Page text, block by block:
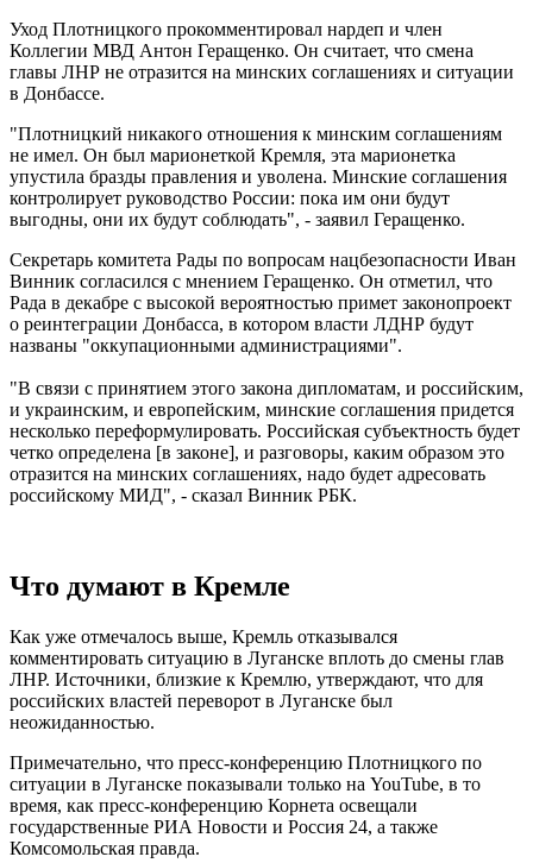
Уход Плотницкого прокомментировал нардеп и член
Коллегии МВД Антон Геращенко. Он считает, что смена
главы ЛНР не отразится на минских соглашениях и ситуации
в Донбассе.
"Плотницкий никакого отношения к минским соглашениям
не имел. Он был марионеткой Кремля, эта марионетка
упустила бразды правления и уволена. Минские соглашения
контролирует руководство России: пока им они будут
выгодны, они их будут соблюдать", - заявил Геращенко.
Секретарь комитета Рады по вопросам нацбезопасности Иван
Винник согласился с мнением Геращенко. Он отметил, что
Рада в декабре с высокой вероятностью примет законопроект
о реинтеграции Донбасса, в котором власти ЛДНР будут
названы "оккупационными администрациями".
"В связи с принятием этого закона дипломатам, и российским,
и украинским, и европейским, минские соглашения придется
несколько переформулировать. Российская субъектность будет
четко определена [в законе], и разговоры, каким образом это
отразится на минских соглашениях, надо будет адресовать
российскому МИД", - сказал Винник РБК.
Что думают в Кремле
Как уже отмечалось выше, Кремль отказывался
комментировать ситуацию в Луганске вплоть до смены глав
ЛНР. Источники, близкие к Кремлю, утверждают, что для
российских властей переворот в Луганске был
неожиданностью.
Примечательно, что пресс-конференцию Плотницкого по
ситуации в Луганске показывали только на YouTube, в то
время, как пресс-конференцию Корнета освещали
государственные РИА Новости и Россия 24, а также
Комсомольская правда.